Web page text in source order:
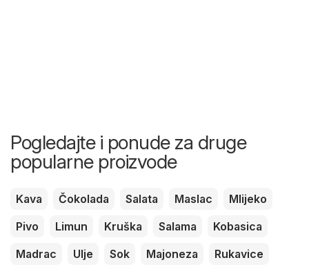
Pogledajte i ponude za druge
popularne proizvode
Kava Čokolada Salata Maslac
Mlijeko
Pivo
Limun Kruška Salama
Kobasica
Madrac
Ulje Sok Majoneza
Rukavice